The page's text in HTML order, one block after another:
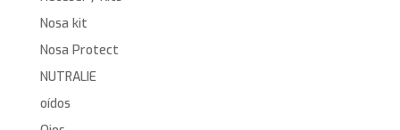
Nosa kit
Nosa Protect
NUTRALIE
oídos